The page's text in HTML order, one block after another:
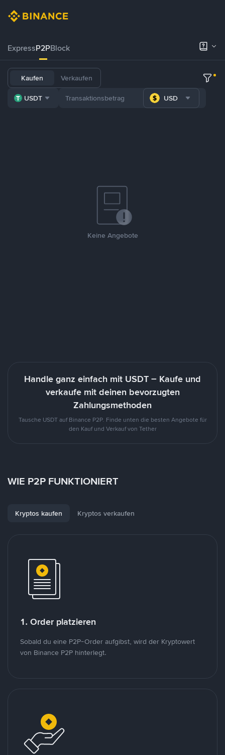
ExpressP2PBlock
Kaufen Verkaufen
USDT USD
Keine Angebote
Handle ganz einfach mit USDT – Kaufe und
verkaufe mit deinen bevorzugten
Zahlungsmethoden
Tausche USDT auf Binance P2P. Finde unten die besten Angebote für
den Kauf und Verkauf von Tether
WIE P2P FUNKTIONIERT
Kryptos kaufen Kryptos verkaufen
1. Order platzieren
Sobald du eine P2P-Order aufgibst, wird der Kryptowert
von Binance P2P hinterlegt.